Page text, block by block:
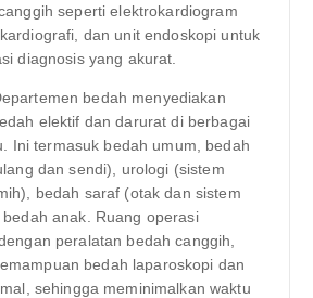
seperti elektrokardiogram
dan unit endoskopi untuk
diagnosis yang akurat.
bedah menyediakan
elektif dan darurat di berbagai
Ini termasuk bedah umum, bedah
dan sendi), urologi (sistem
bedah saraf (otak dan sistem
anak. Ruang operasi
peralatan bedah canggih,
bedah laparoskopi dan
sehingga meminimalkan waktu